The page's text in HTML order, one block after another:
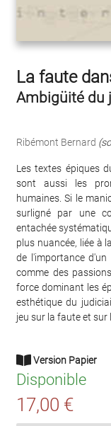
La faute
Ambigüité du
Ribémont Bernard
Les textes épiques
sont aussi les
humaines. Si le
surligné par une
entachée
plus nuancée, liée à
de l'importance
comme des
force dominant les
esthétique du
jeu sur la faute et sur
Version Papier
Disponible
17,00 €